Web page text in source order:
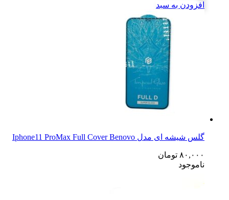
افزودن به سبد
گلس شیشه ای مدل Iphone11 ProMax Full Cover Benovo
۸۰,۰۰۰ تومان
ناموجود